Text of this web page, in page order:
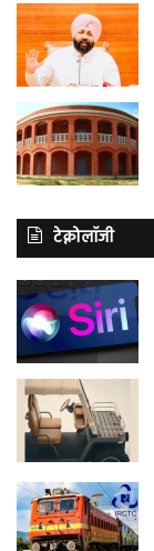
टेक्नोलॉजी